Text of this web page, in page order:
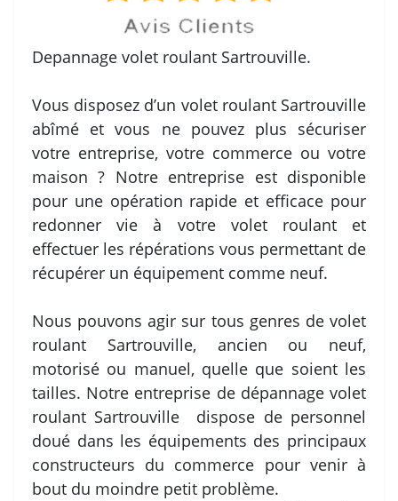
Depannage volet roulant Sartrouville.
Vous disposez d’un volet roulant Sartrouville
abîmé et vous ne pouvez plus sécuriser
votre entreprise, votre commerce ou votre
maison ? Notre entreprise est disponible
pour une opération rapide et efficace pour
redonner vie à votre volet roulant et
effectuer les répérations vous permettant de
récupérer un équipement comme neuf.
Nous pouvons agir sur tous genres de volet
roulant Sartrouville, ancien ou neuf,
motorisé ou manuel, quelle que soient les
tailles. Notre entreprise de dépannage volet
roulant Sartrouville dispose de personnel
doué dans les équipements des principaux
constructeurs du commerce pour venir à
bout du moindre petit problème.